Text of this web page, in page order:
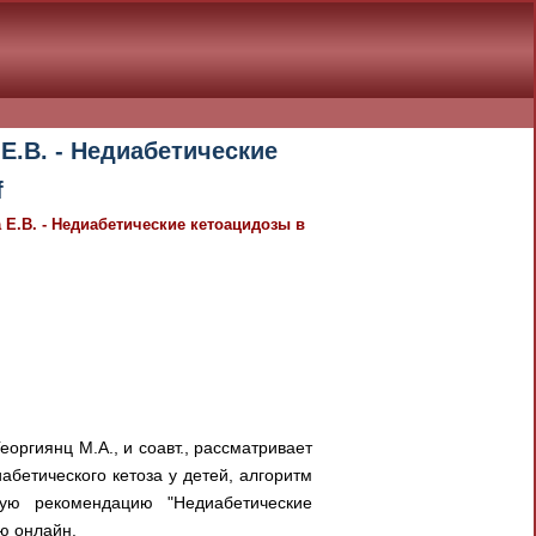
- Недиабетические
- Недиабетические кетоацидозы в
М.А., и соавт., рассматривает
кетоза у детей, алгоритм
рекомендацию "Недиабетические
онлайн.